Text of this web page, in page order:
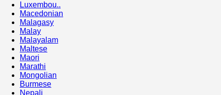
Luxembou..
Macedonian
Malagasy
Malay
Malayalam
Maltese
Maori
Marathi
Mongolian
Burmese
Nepali